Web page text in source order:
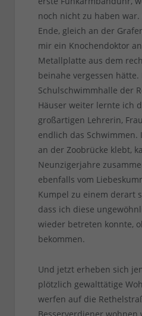
noch nicht zu haben war.
Ende, gleich an der
mir ein Knochendoktor
Metallplatte aus dem
beinahe vergessen hätte.
Schulschwimmhalle der
Häuser weiter lernte ich
großartigen Lehrerin,
endlich das Schwimmen.
an der Zoobrücke klebt,
Neunzigerjahre
ebenfalls vom
Kumpel zu einem derart
dass ich diese
wieder betreten konnte,
bekommen.
Und jetzt erheben sich
plötzlich gewalttätige
werfen auf die